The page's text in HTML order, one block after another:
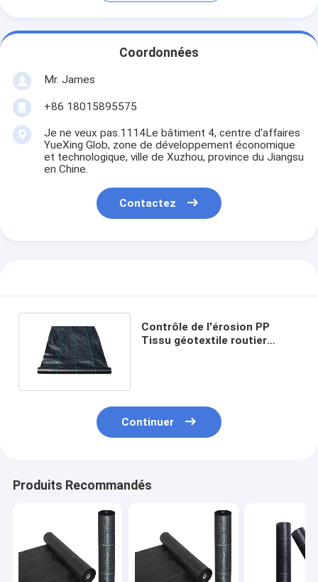
Coordonnées
Mr. James
+86 18015895575
Je ne veux pas.1114Le bâtiment 4, centre d'affaires
YueXing Glob, zone de développement économique
et technologique, ville de Xuzhou, province du Jiangsu
en Chine.
Contactez
Contrôle de l'érosion PP
Tissu géotextile routier
Continuer
Produits Recommandés